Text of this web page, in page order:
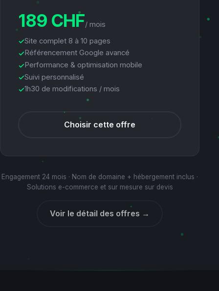
189 CHF/ mois
Site complet 8 à 10 pages
Référencement Google avancé
Performance & optimisation mobile
Suivi personnalisé
1h30 de modifications / mois
Choisir cette offre
Engagement 24 mois · Nom de domaine + hébergement inclus ·
Solutions e-commerce et sur mesure sur devis
Voir le détail des offres →